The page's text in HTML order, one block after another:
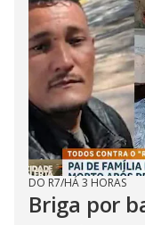
DO R7/HÁ 3 HORAS
Briga por